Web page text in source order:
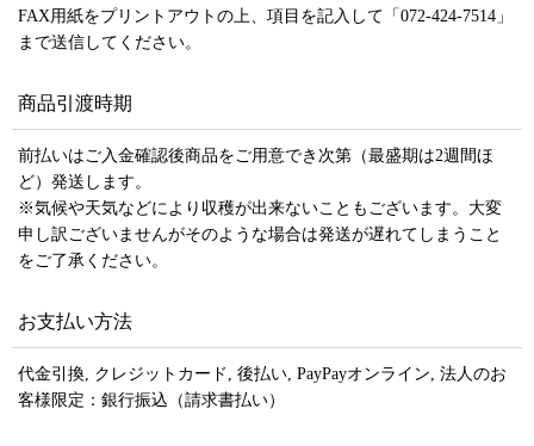
FAX用紙をプリントアウトの上、項目を記入して「072-424-7514」
まで送信してください。
商品引渡時期
前払いはご入金確認後商品をご用意でき次第（最盛期は2週間ほ
ど）発送します。
※気候や天気などにより収穫が出来ないこともございます。大変
申し訳ございませんがそのような場合は発送が遅れてしまうこと
をご了承ください。
お支払い方法
代金引換, クレジットカード, 後払い, PayPayオンライン, 法人のお
客様限定：銀行振込（請求書払い）